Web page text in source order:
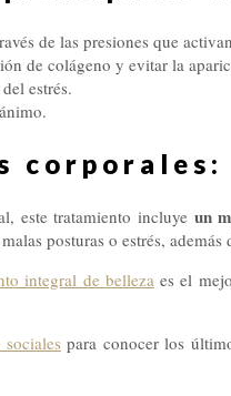
de las presiones que
de colágeno y evitar la
estrés.
corporales:
este tratamiento incluye un
posturas o estrés,
integral de bellezaes el
sociales para conocer los